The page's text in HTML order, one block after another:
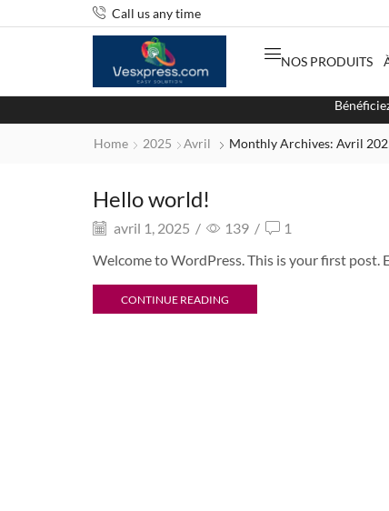
Call us any time
NOS PRODUITS
Home 2025 Avril Monthly Archives: Avril
Hello world!
avril 1, 2025 / 139 /
1
Welcome to WordPress. This is your first
CONTINUE READING